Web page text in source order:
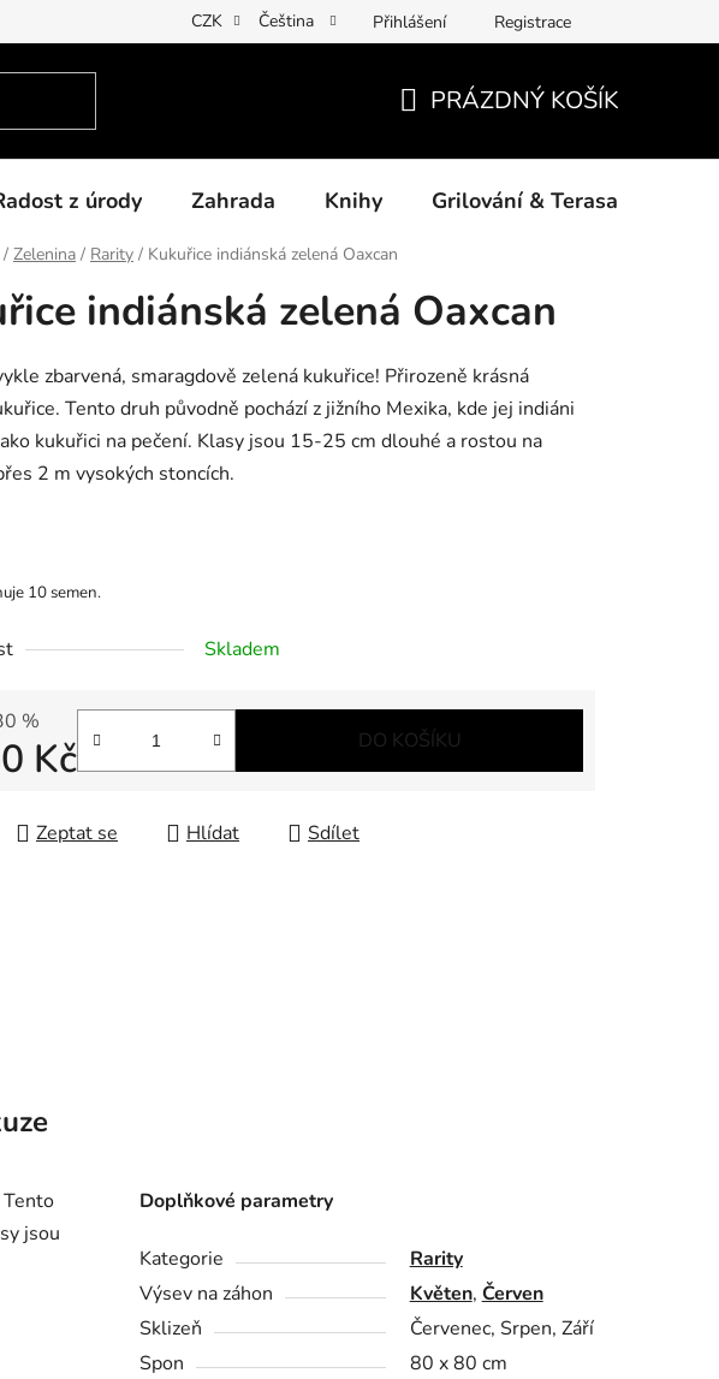
Podmínky ochrany osobních údajů Povinné informace a odkazy ÚKZÚZ
CZK Čeština Přihlášení Registrace
KOŠÍK
PRÁZDNÝ KOŠÍK
z úrody Zahrada Knihy Grilování & Terasa
/ Zelenina / Rarity / Kukuřice indiánská zelená Oaxcan
indiánská zelená Oaxcan
zbarvená, smaragdově zelená kukuřice! Přirozeně krásná
Tento druh původně pochází z jižního Mexika, kde jej indiáni
kukuřici na pečení. Klasy jsou 15-25 cm dlouhé a rostou na
2 m vysokých stoncích.
10 semen.
Skladem
%
Kč DO KOŠÍKU
Zeptat se Hlídat Sdílet
Tento
jsou
Doplňkové parametry
Kategorie
Rarity
Výsev na záhon
Květen, Červen
Sklizeň
Červenec, Srpen, Září
Spon
80 x 80 cm